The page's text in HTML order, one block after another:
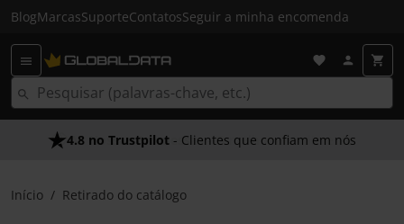
BlogMarcasSuporteContatosSeguir a minha encomenda
4.8 no Trustpilot - Clientes que confiam em nós
Início Retirado do catálogo